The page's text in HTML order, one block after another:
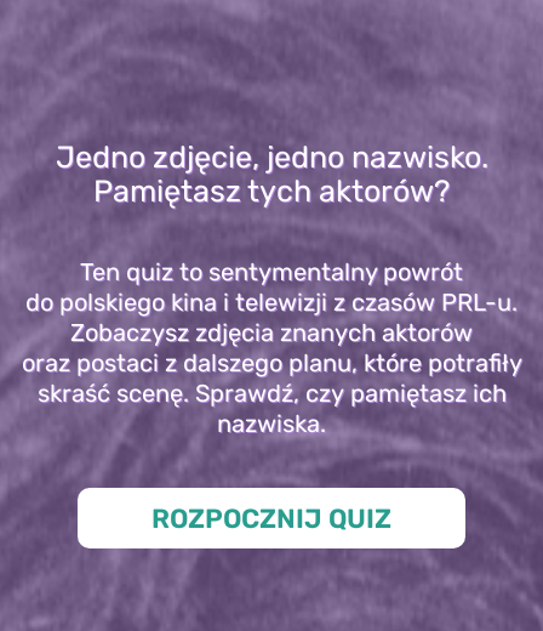
Jedno zdjęcie, jedno nazwisko.
Pamiętasz tych aktorów?
Ten quiz to sentymentalny powrót
do polskiego kina i telewizji z czasów PRL-u.
Zobaczysz zdjęcia znanych aktorów
oraz postaci z dalszego planu, które potrafiły
skraść scenę. Sprawdź, czy pamiętasz ich
nazwiska.
ROZPOCZNIJ QUIZ